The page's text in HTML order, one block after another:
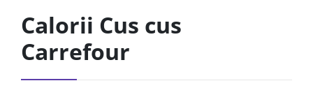
Calorii Cus cus
Carrefour